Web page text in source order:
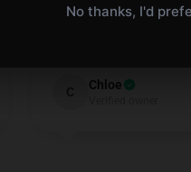
expectations.
Chloe
No thanks, I'd